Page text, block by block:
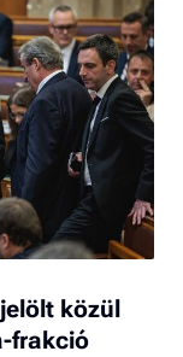
közül
frakció